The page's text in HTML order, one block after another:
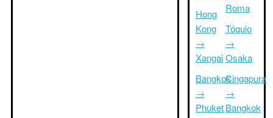
Hong
Kong
→
Xangai
Bangkok
→
Phuket
Roma
Tóquio
→
Osaka
Cingapura
→
Bangkok